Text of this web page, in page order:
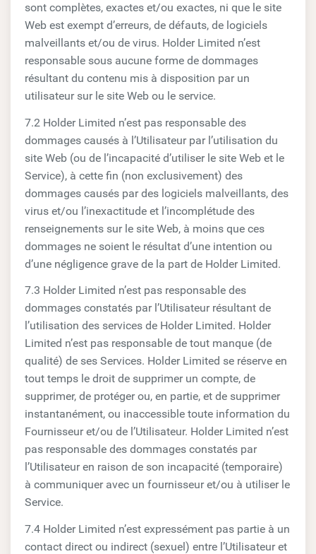
sont complètes, exactes et/ou exactes, ni que le site
Web est exempt d’erreurs, de défauts, de logiciels
malveillants et/ou de virus. Holder Limited n’est
responsable sous aucune forme de dommages
résultant du contenu mis à disposition par un
utilisateur sur le site Web ou le service.
7.2 Holder Limited n’est pas responsable des
dommages causés à l’Utilisateur par l’utilisation du
site Web (ou de l’incapacité d’utiliser le site Web et le
Service), à cette fin (non exclusivement) des
dommages causés par des logiciels malveillants, des
virus et/ou l’inexactitude et l’incomplétude des
renseignements sur le site Web, à moins que ces
dommages ne soient le résultat d’une intention ou
d’une négligence grave de la part de Holder Limited.
7.3 Holder Limited n’est pas responsable des
dommages constatés par l’Utilisateur résultant de
l’utilisation des services de Holder Limited. Holder
Limited n’est pas responsable de tout manque (de
qualité) de ses Services. Holder Limited se réserve en
tout temps le droit de supprimer un compte, de
supprimer, de protéger ou, en partie, et de supprimer
instantanément, ou inaccessible toute information du
Fournisseur et/ou de l’Utilisateur. Holder Limited n’est
pas responsable des dommages constatés par
l’Utilisateur en raison de son incapacité (temporaire)
à communiquer avec un fournisseur et/ou à utiliser le
Service.
7.4 Holder Limited n’est expressément pas partie à un
contact direct ou indirect (sexuel) entre l’Utilisateur et